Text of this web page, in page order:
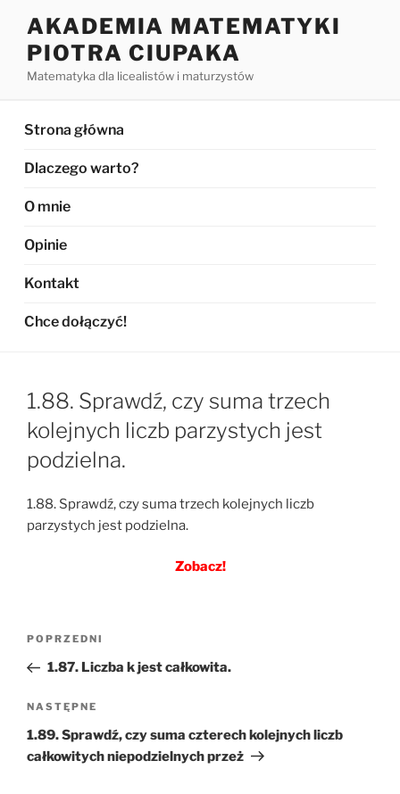
treści
AKADEMIA MATEMATYKI
PIOTRA CIUPAKA
Matematyka dla licealistów i maturzystów
Strona główna
Dlaczego warto?
O mnie
Opinie
Kontakt
Chce dołączyć!
1.88. Sprawdź, czy suma trzech
kolejnych liczb parzystych jest
podzielna.
1.88. Sprawdź, czy suma trzech kolejnych liczb
parzystych jest podzielna.
Zobacz!
Nawigacja
Poprzedni
wpis
POPRZEDNI
1.87. Liczba k jest całkowita.
Następny
wpis
NASTĘPNE
1.89. Sprawdź, czy suma czterech kolejnych liczb
całkowitych niepodzielnych przeż